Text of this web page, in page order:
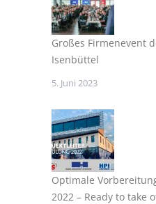
Großes Firmenevent
Isenbüttel
5. Juni 2023
Optimale
2022 – Ready to take